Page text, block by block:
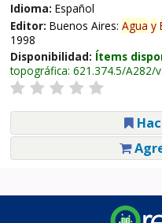
Idioma: Español
Editor: Buenos Aires: Agua y
1998
Disponibilidad: Ítems
topográfica: 621.374.5/A282/